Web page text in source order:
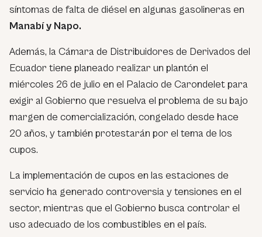
síntomas de falta de diésel en algunas gasolineras en
Manabí y Napo.
Además, la Cámara de Distribuidores de Derivados del
Ecuador tiene planeado realizar un plantón el
miércoles 26 de julio en el Palacio de Carondelet para
exigir al Gobierno que resuelva el problema de su bajo
margen de comercialización, congelado desde hace
20 años, y también protestarán por el tema de los
cupos.
La implementación de cupos en las estaciones de
servicio ha generado controversia y tensiones en el
sector, mientras que el Gobierno busca controlar el
uso adecuado de los combustibles en el país.